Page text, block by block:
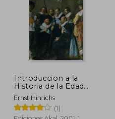
40%
dcto.
Introduccion a la
Historia de la Edad
Moderna
Ernst Hinrichs
(1)